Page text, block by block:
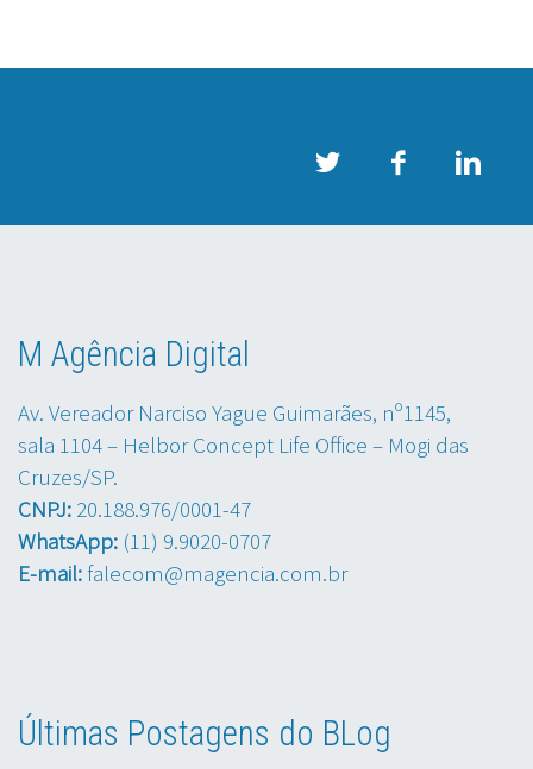
M Agência Digital
Av. Vereador Narciso Yague Guimarães, nº1145,
sala 1104 – Helbor Concept Life Office – Mogi das
Cruzes/SP.
CNPJ: 20.188.976/0001-47
WhatsApp: (11) 9.9020-0707
E-mail:falecom@magencia.com.br
Últimas Postagens do BLog